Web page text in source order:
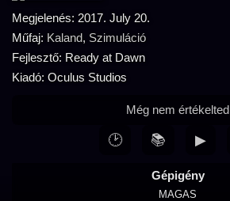
Megjelenés: 2017. July 20.
Műfaj: Kaland, Szimuláció
Fejlesztő: Ready at Dawn
Kiadó: Oculus Studios
Gépigény
MAGAS
Még nem értékelted
🕑 📚 ▶